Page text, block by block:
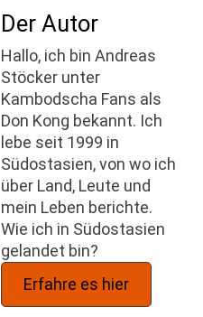
Der Autor
Hallo, ich bin Andreas
Stöcker unter
Kambodscha Fans als
Don Kong bekannt. Ich
lebe seit 1999 in
Südostasien, von wo ich
über Land, Leute und
mein Leben berichte.
Wie ich in Südostasien
gelandet bin?
Erfahre es hier